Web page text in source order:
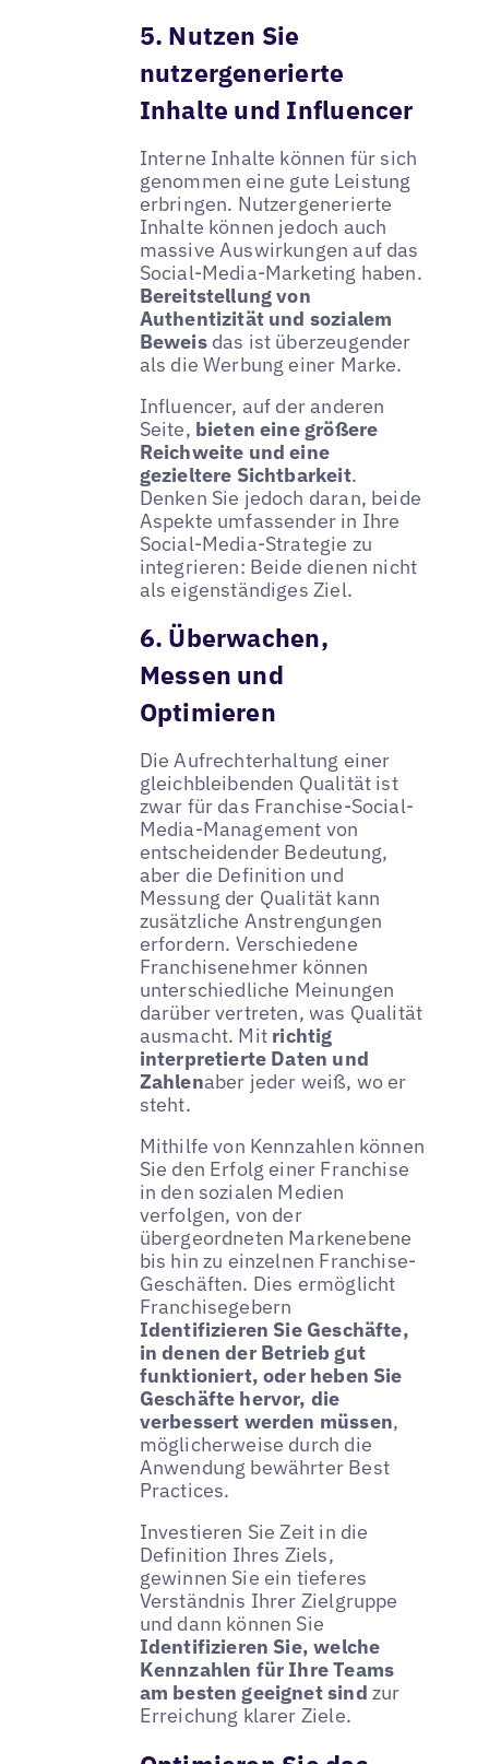
5. Nutzen Sie
nutzergenerierte
Inhalte und Influencer
Interne Inhalte können für sich
genommen eine gute Leistung
erbringen. Nutzergenerierte
Inhalte können jedoch auch
massive Auswirkungen auf das
Social-Media-Marketing haben.
Bereitstellung von
Authentizität und sozialem
Beweis das ist überzeugender
als die Werbung einer Marke.
Influencer, auf der anderen
Seite, bieten eine größere
Reichweite und eine
gezieltere Sichtbarkeit.
Denken Sie jedoch daran, beide
Aspekte umfassender in Ihre
Social-Media-Strategie zu
integrieren: Beide dienen nicht
als eigenständiges Ziel.
6. Überwachen,
Messen und
Optimieren
Die Aufrechterhaltung einer
gleichbleibenden Qualität ist
zwar für das Franchise-Social-
Media-Management von
entscheidender Bedeutung,
aber die Definition und
Messung der Qualität kann
zusätzliche Anstrengungen
erfordern. Verschiedene
Franchisenehmer können
unterschiedliche Meinungen
darüber vertreten, was Qualität
ausmacht. Mit richtig
interpretierte Daten und
Zahlenaber jeder weiß, wo er
steht.
Mithilfe von Kennzahlen können
Sie den Erfolg einer Franchise
in den sozialen Medien
verfolgen, von der
übergeordneten Markenebene
bis hin zu einzelnen Franchise-
Geschäften. Dies ermöglicht
Franchisegebern
Identifizieren Sie Geschäfte,
in denen der Betrieb gut
funktioniert, oder heben Sie
Geschäfte hervor, die
verbessert werden müssen,
möglicherweise durch die
Anwendung bewährter Best
Practices.
Investieren Sie Zeit in die
Definition Ihres Ziels,
gewinnen Sie ein tieferes
Verständnis Ihrer Zielgruppe
und dann können Sie
Identifizieren Sie, welche
Kennzahlen für Ihre Teams
am besten geeignet sind zur
Erreichung klarer Ziele.